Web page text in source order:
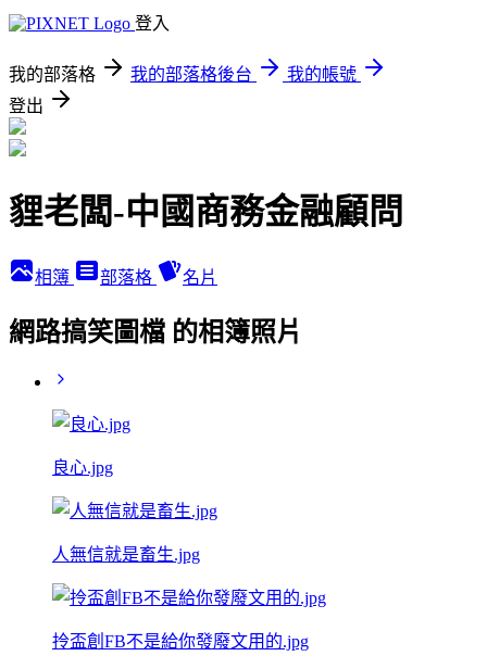
登入
我的部落格 我的部落格後台
我的帳號
登出
貍老闆-中國商務金融顧問
相簿 部落格 名片
網路搞笑圖檔 的相簿照片
良心.jpg
人無信就是畜生.jpg
拎盃創FB不是給你發廢文用的.jpg